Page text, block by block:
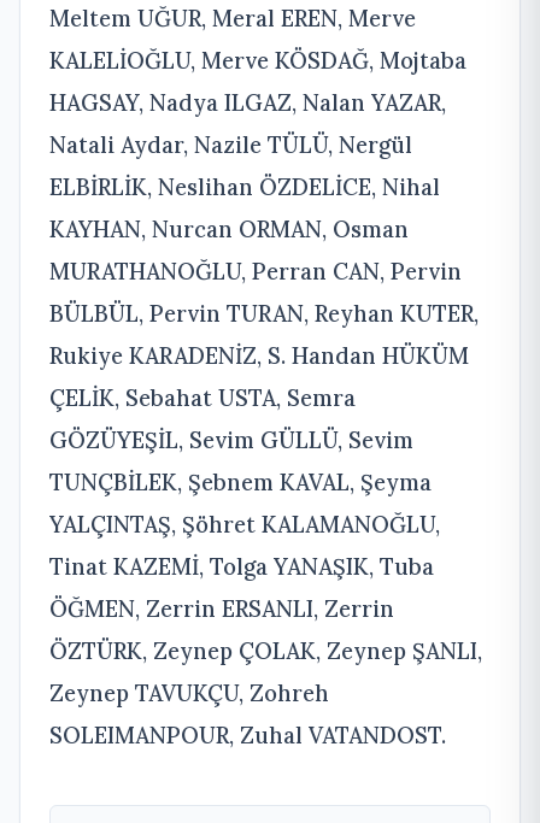
Meltem UĞUR, Meral EREN, Merve
KALELİOĞLU, Merve KÖSDAĞ, Mojtaba
HAGSAY, Nadya ILGAZ, Nalan YAZAR,
Natali Aydar, Nazile TÜLÜ, Nergül
ELBİRLİK, Neslihan ÖZDELİCE, Nihal
KAYHAN, Nurcan ORMAN, Osman
MURATHANOĞLU, Perran CAN, Pervin
BÜLBÜL, Pervin TURAN, Reyhan KUTER,
Rukiye KARADENİZ, S. Handan HÜKÜM
ÇELİK, Sebahat USTA, Semra
GÖZÜYEŞİL, Sevim GÜLLÜ, Sevim
TUNÇBİLEK, Şebnem KAVAL, Şeyma
YALÇINTAŞ, Şöhret KALAMANOĞLU,
Tinat KAZEMİ, Tolga YANAŞIK, Tuba
ÖĞMEN, Zerrin ERSANLI, Zerrin
ÖZTÜRK, Zeynep ÇOLAK, Zeynep ŞANLI,
Zeynep TAVUKÇU, Zohreh
SOLEIMANPOUR, Zuhal VATANDOST.